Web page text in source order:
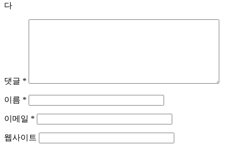
다
댓글 *
이름 *
이메일 *
웹사이트